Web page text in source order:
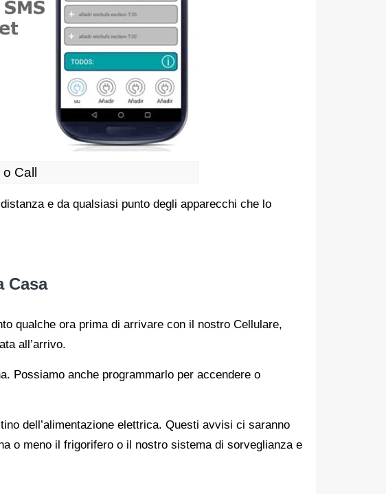
Call
e da qualsiasi punto degli apparecchi che lo
Casa
qualche ora prima di arrivare con il nostro Cellulare,
all’arrivo.
Possiamo anche programmarlo per accendere o
dell’alimentazione elettrica. Questi avvisi ci saranno
o meno il frigorifero o il nostro sistema di sorveglianza e